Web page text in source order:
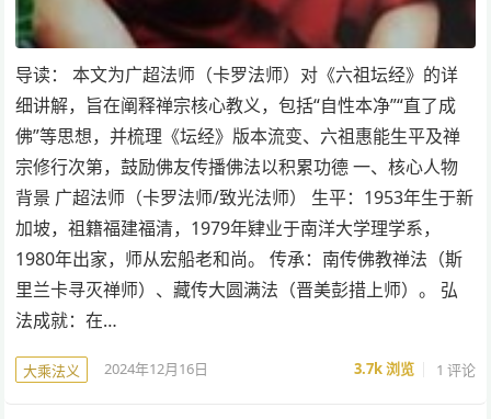
导读： 本文为广超法师（卡罗法师）对《六祖坛经》的详
细讲解，旨在阐释禅宗核心教义，包括“自性本净”“直了成
佛”等思想，并梳理《坛经》版本流变、六祖惠能生平及禅
宗修行次第，鼓励佛友传播佛法以积累功德 一、核心人物
背景 广超法师（卡罗法师/致光法师） 生平：1953年生于新
加坡，祖籍福建福清，1979年肄业于南洋大学理学系，
1980年出家，师从宏船老和尚。 传承：南传佛教禅法（斯
里兰卡寻灭禅师）、藏传大圆满法（晋美彭措上师）。 弘
法成就：在…
大乘法义 2024年12月16日 3.7k浏览 1 评论